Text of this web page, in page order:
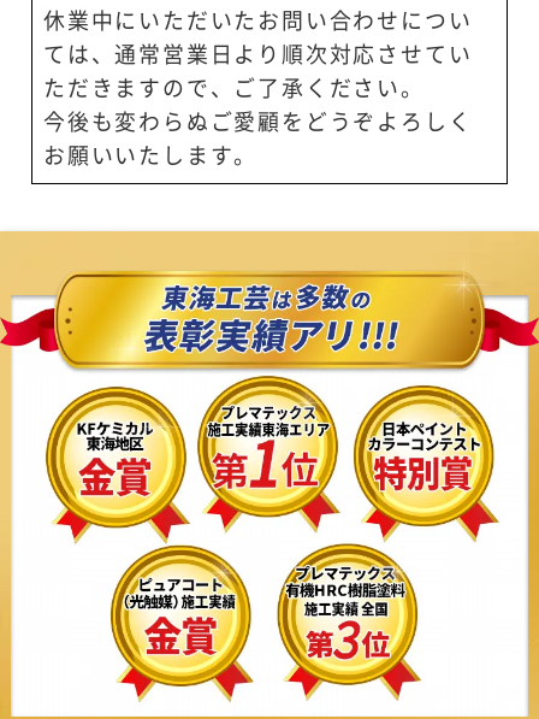
休業中にいただいたお問い合わせについ
ては、通常営業日より順次対応させてい
ただきますので、ご了承ください。
今後も変わらぬご愛顧をどうぞよろしく
お願いいたします。